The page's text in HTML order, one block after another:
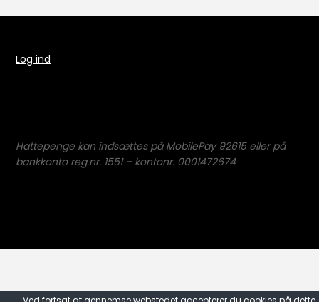
Log ind
Hattepenge kan indsættes på MobilePay 92615 eller på
bankkonto reg.nr. 1551 – kontonr. 0001472674